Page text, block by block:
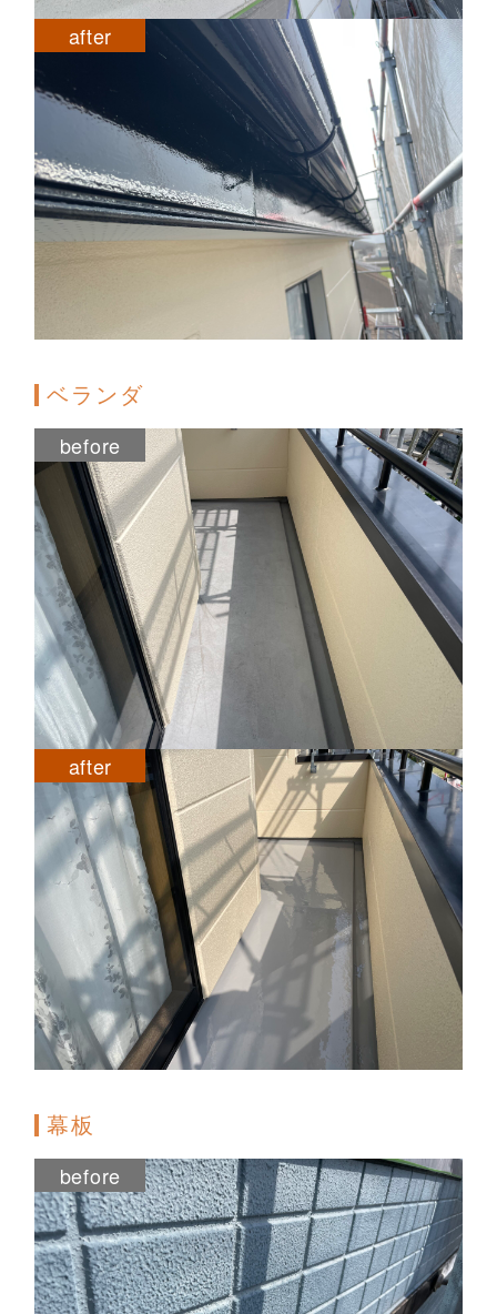
after
ベランダ
before
after
幕板
before